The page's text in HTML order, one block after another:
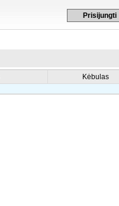
Prisijungti
Kėbulas